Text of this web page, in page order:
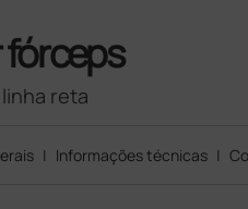
reta
| Informações técnicas |